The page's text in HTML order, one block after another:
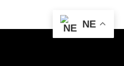
NE